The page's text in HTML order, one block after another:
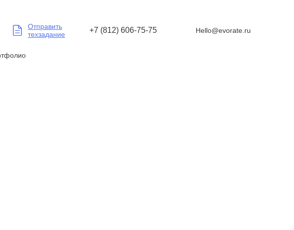
Отправить
техзадание
+7 (812) 606-75-75 Hello@evorate.ru